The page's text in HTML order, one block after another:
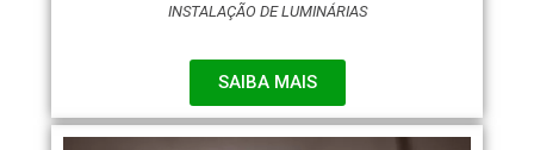
INSTALAÇÃO DE LUMINÁRIAS
SAIBA MAIS